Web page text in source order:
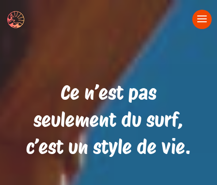
Ce n’est pas
seulement du surf,
c’est un style de vie.